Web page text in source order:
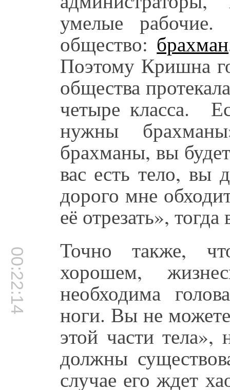
умелые
общество: брахман
Поэтому Кришна
общества
четыре класса.
нужны
брахманы, вы
вас есть тело, вы
дорого мне
её отрезать»,
00:22:14 Точно также,
хорошем,
необходима
ноги. Вы не можете
этой части
должны
случае его ждет